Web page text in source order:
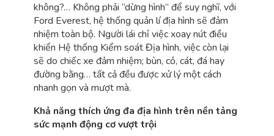
không?… Không phải “dừng hình” để suy nghĩ, với
Ford Everest, hệ thống quản lí địa hình sẽ đảm
nhiệm toàn bộ. Người lái chỉ việc xoay nút điều
khiển Hệ thống Kiểm soát Địa hình, việc còn lại
sẽ do chiếc xe đảm nhiệm; bùn, cỏ, cát, đá hay
đường bằng… tất cả đều được xử lý một cách
nhanh gọn và mượt mà.
Khả năng thích ứng đa địa hình trên nền tảng
sức mạnh động cơ vượt trội